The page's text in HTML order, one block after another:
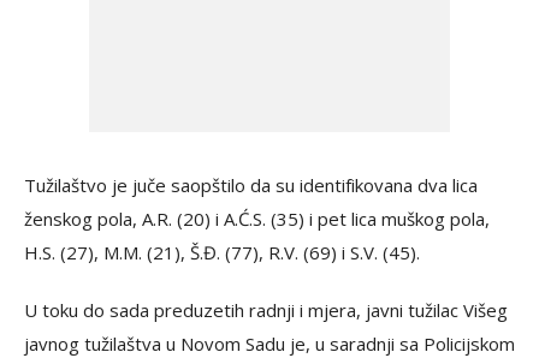
Tužilaštvo je juče saopštilo da su identifikovana dva lica
ženskog pola, A.R. (20) i A.Ć.S. (35) i pet lica muškog pola,
H.S. (27), M.M. (21), Š.Đ. (77), R.V. (69) i S.V. (45).
U toku do sada preduzetih radnji i mjera, javni tužilac Višeg
javnog tužilaštva u Novom Sadu je, u saradnji sa Policijskom